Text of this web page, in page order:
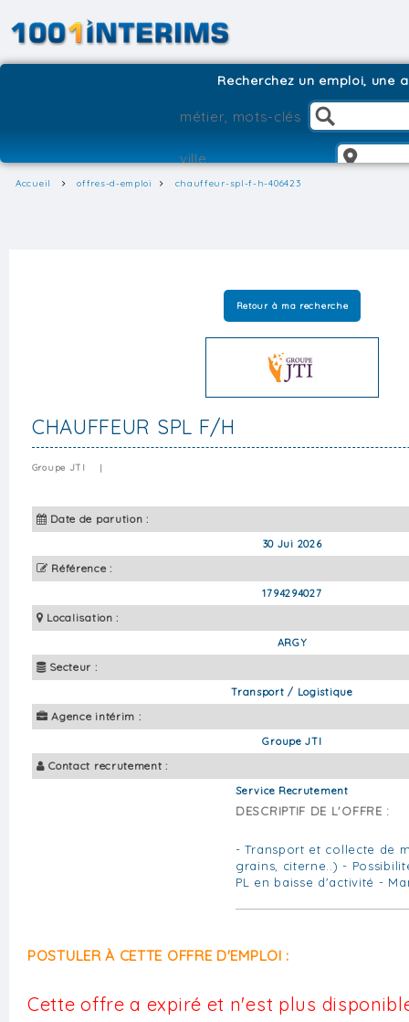
Recherchez un emploi, une
Accueil offres-d-emploi chauffeur-spl-f-h-406423
Retour à ma recherche
CHAUFFEUR SPL F/H
Groupe JTI |
Date de parution :
30 Jui 2026
Référence :
1794294027
Localisation :
ARGY
Secteur :
Transport / Logistique
Agence intérim :
Groupe JTI
Contact recrutement :
Service Recrutement
DESCRIPTIF DE L'OFFRE :
- Transport et collecte de
grains, citerne..) -
PL en baisse d'activité -
POSTULER À CETTE OFFRE D'EMPLOI :
Cette offre a expiré et n'est plus